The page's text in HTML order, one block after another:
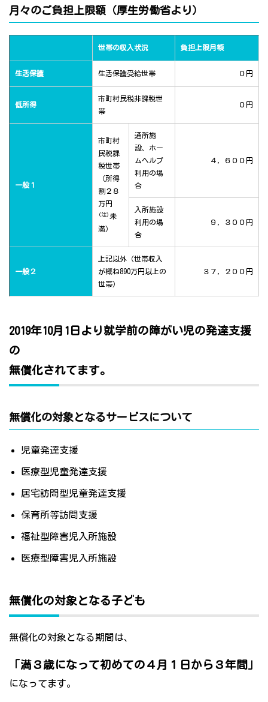
月々のご負担上限額（厚生労働省より）
世帯の収入状況 負担上限月額
生活保護 生活保護受給世帯 ０円
低所得
市町村民税非課税世
帯
０円
一般１
市町村
民税課
税世帯
（所得
割２８
万円
(注) 未
満）
通所施
設、ホー
ムヘルプ
利用の場
合
４，６００円
入所施設
利用の場
合
９，３００円
一般２
上記以外（世帯収入
が概ね890万円以上の
世帯）
３７，２００円
2019年10月1日より就学前の障がい児の発達支援
の
無償化されてます。
無償化の対象となるサービスについて
児童発達支援
医療型児童発達支援
居宅訪問型児童発達支援
保育所等訪問支援
福祉型障害児入所施設
医療型障害児入所施設
無償化の対象となる子ども
無償化の対象となる期間は、
「満３歳になって初めての４月１日から３年間」
になってます。